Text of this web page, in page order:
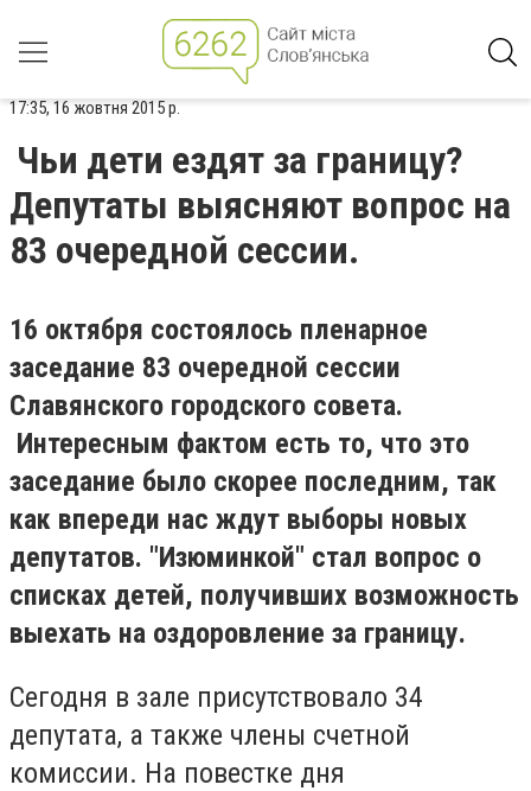
17:35, 16 жовтня 2015 р.
Чьи дети ездят за границу?
Депутаты выясняют вопрос на
83 очередной сеcсии.
16 октября состоялось пленарное
заседание 83 очередной сессии
Славянского городского совета.
Интересным фактом есть то, что это
заседание было скорее последним, так
как впереди нас ждут выборы новых
депутатов. "Изюминкой" стал вопрос о
списках детей, получивших возможность
выехать на оздоровление за границу.
Сегодня в зале присутствовало 34
депутата, а также члены счетной
комиссии. На повестке дня